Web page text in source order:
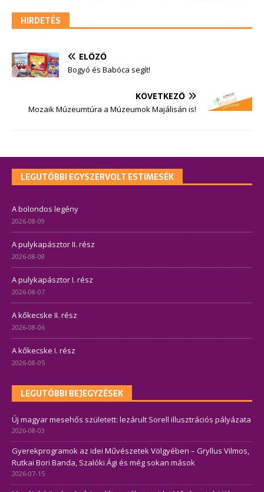
HIRDETÉS
ELŐZŐ
Bogyó és Babóca segít!
KÖVETKEZŐ
Mozaik Múzeumtúra a Múzeumok Majálisán is!
LEGUTÓBBI EGYSZERVOLT ESTIMESÉK
A bolondos legény
2026-08-09
A pulykapásztor II. rész
2026-08-08
A pulykapásztor I. rész
2026-08-07
A kőkecske II. rész
2026-08-06
A kőkecske I. rész
2026-08-05
LEGUTÓBBI BEJEGYZÉSEK
Új magyar mesehős született: lezárult Sorell illusztrációs pályázata
2026-08-03
Gyerekprogramok az idei Művészetek Völgyében – Gryllus Vilmos,
Rutkai Bori Banda, Szalóki Ági és még sokan mások
2026-07-15